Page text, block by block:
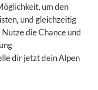
um den
und gleichzeitig
die Chance und
dir jetzt dein Alpen